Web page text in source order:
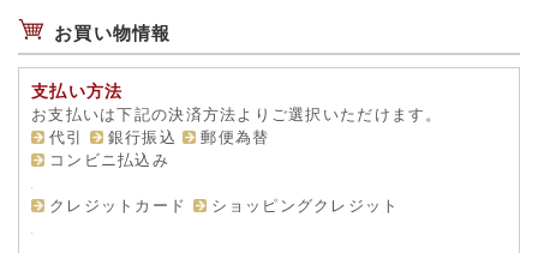
お買い物情報
支払い方法
お支払いは下記の決済方法よりご選択いただけます。
代引
銀行振込
郵便為替
コンビニ払込み
クレジットカード ショッピングクレジット